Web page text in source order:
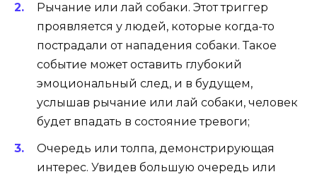
Рычание или лай собаки. Этот триггер
проявляется у людей, которые когда-то
пострадали от нападения собаки. Такое
событие может оставить глубокий
эмоциональный след, и в будущем,
услышав рычание или лай собаки, человек
будет впадать в состояние тревоги;
Очередь или толпа, демонстрирующая
интерес. Увидев большую очередь или